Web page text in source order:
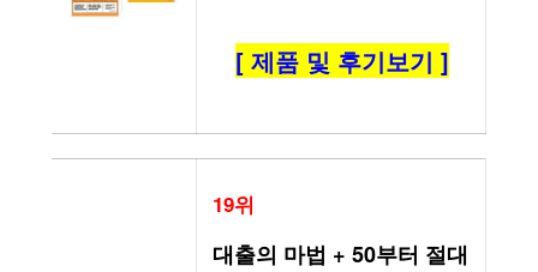
[ 제품 및 후기보기 ]
19위
대출의 마법 + 50부터 절대